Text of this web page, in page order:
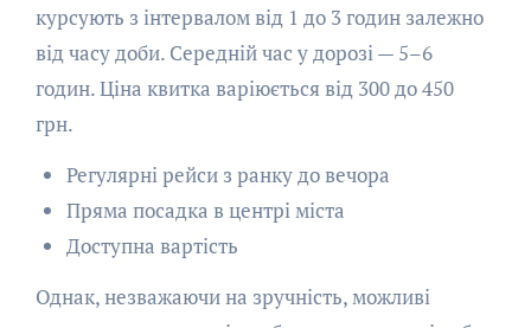
курсують з інтервалом від 1 до 3 годин залежно
від часу доби. Середній час у дорозі — 5–6
годин. Ціна квитка варіюється від 300 до 450
грн.
Регулярні рейси з ранку до вечора
Пряма посадка в центрі міста
Доступна вартість
Однак, незважаючи на зручність, можливі